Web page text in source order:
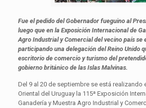
Fue el pedido del Gobernador fueguino al
luego que en la Exposición Internacional de
Agro Industrial y Comercial del vecino país se
participando una delegación del Reino Unido
escritorio de comercio y turismo del
gobierno británico de las Islas Malvinas.
Del 9 al 20 de septiembre se está realizando
Oriental del Uruguay la 115ª Exposición
Ganadería y Muestra Agro Industrial y